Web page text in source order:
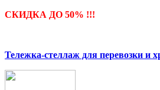
СКИДКА ДО 50% !!!
Тележка-стеллаж для перевозки и